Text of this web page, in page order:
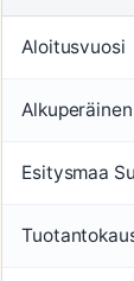
Aloitusvuosi
Esitysmaa